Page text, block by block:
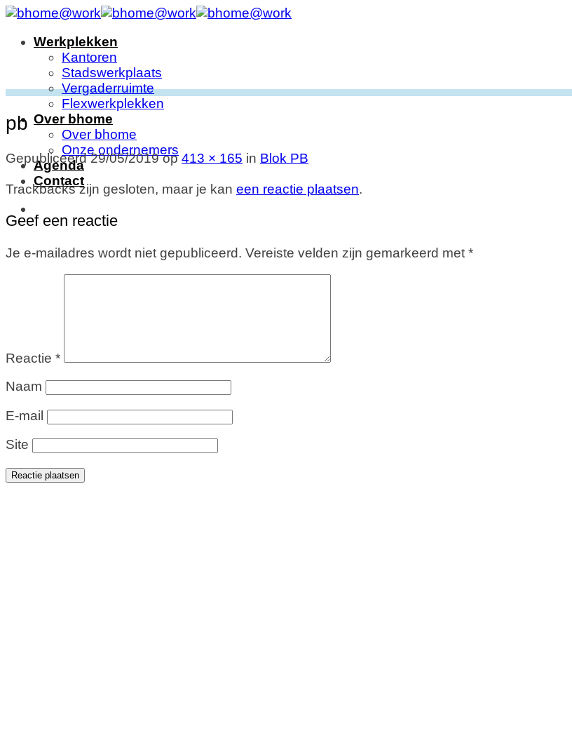
Ga
inhoudWerkplekken
Kantoren
Stadswerkplaats
Vergaderruimte
Flexwerkplekken
Over bhome
Over bhome
Onze ondernemers
Agenda
Contact
pb
Gepubliceerd29/05/2019op413 × 165 in Blok PB
Trackbacks zijn gesloten, maar je kan een reactie plaatsen.
Geef een reactie
Je e-mailadres wordt niet gepubliceerd. Vereiste velden zijn gemarkeerd met *
Reactie *
Naam
E-mail
Site